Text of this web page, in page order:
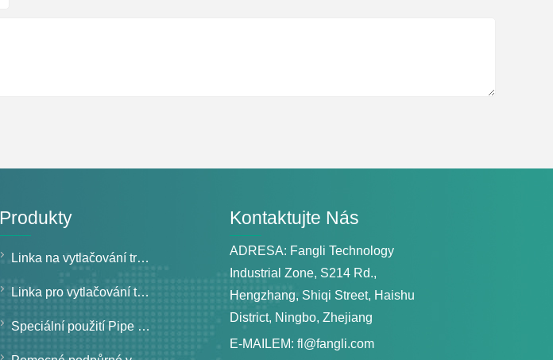
Produkty
Linka na vytlačování trubek s pevnou stěnou
Linka pro vytlačování trubek se strukturovanou stěnou
Speciální použití Pipe Extrusion Line
Kontaktujte Nás
ADRESA: Fangli Technology
Industrial Zone, S214 Rd.,
Hengzhang, Shiqi Street, Haishu
District, Ningbo, Zhejiang
E-MAILEM: fl@fangli.com